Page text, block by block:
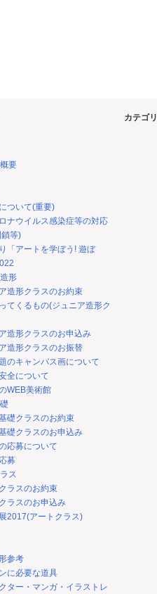
要
ついて(重要)
ナウイルス感染症等の対応
等)
「アートを学ぼう! 遊ぼ
形
造形クラスのお約束
てくるもの(ジュニア造形ク
造形クラスのお申込み
造形クラスのお振替
のキャンバス画について
全について
WEB美術館
礎クラスのお約束
礎クラスのお申込み
応募について
募
ス
ラスのお約束
ラスのお申込み
2017(アートクラス)
参考
に必要な道具
ター・マンガ・イラストレ
カテゴリ